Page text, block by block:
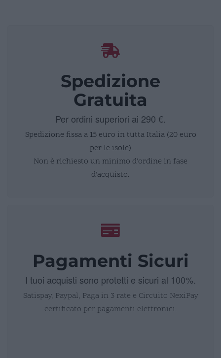
Spedizione
Gratuita
Per ordini superiori ai 290 €.
Spedizione fissa a 15 euro in tutta Italia (20 euro
per le isole)
Non è richiesto un minimo d’ordine in fase
d’acquisto.
Pagamenti Sicuri
I tuoi acquisti sono protetti e sicuri al 100%.
Satispay, Paypal, Paga in 3 rate e Circuito NexiPay
certificato per pagamenti elettronici.